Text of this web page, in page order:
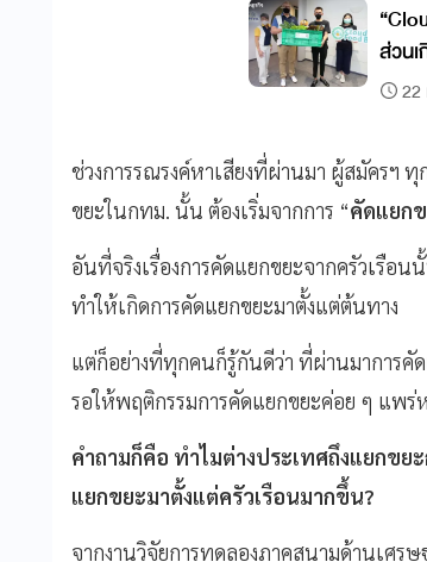
ส่วน
22
ช่วงการรณรงค์หาเสียงที่ผ่านมา ผู้สมัครฯ
ขยะในกทม. นั้น ต้องเริ่มจากการ “คัดแยก
อันที่จริงเรื่องการคัดแยกขยะจากครัวเรือ
ทำให้เกิดการคัดแยกขยะมาตั้งแต่ต้นทาง
แต่ก็อย่างที่ทุกคนก็รู้กันดีว่า ที่ผ่านมาการคั
รอให้พฤติกรรมการคัดแยกขยะค่อย ๆ แพ
คำถามก็คือ ทำไมต่างประเทศถึงแยกขย
แยกขยะมาตั้งแต่ครัวเรือนมากขึ้น?
จากงานวิจัยการทดลองภาคสนามด้านเศ